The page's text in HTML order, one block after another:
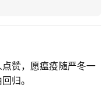
赞，愿瘟疫随严冬一
归。